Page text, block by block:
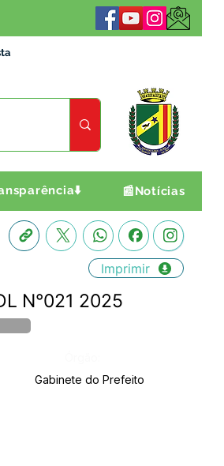
📰Notícias
Imprimir
N°021 2025
Gabinete do Prefeito